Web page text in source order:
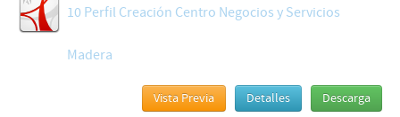
10 Perfil Creación Centro Negocios y Servicios
Madera
Descarga
Detalles
Vista Previa